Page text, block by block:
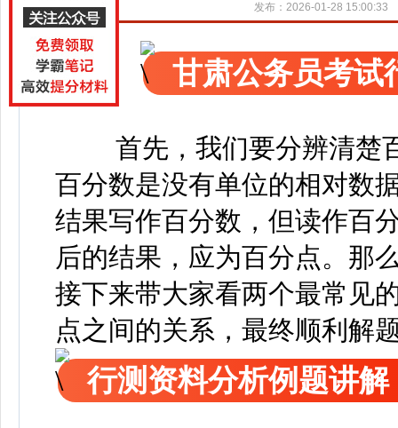
发布：2026-01-28 15:00:33
甘肃公务员考试
首先，我们要分辨清楚
百分数是没有单位的相对数
结果写作百分数，但读作百
后的结果，应为百分点。那
接下来带大家看两个最常见
点之间的关系，最终顺利解
行测资料分析例题讲解